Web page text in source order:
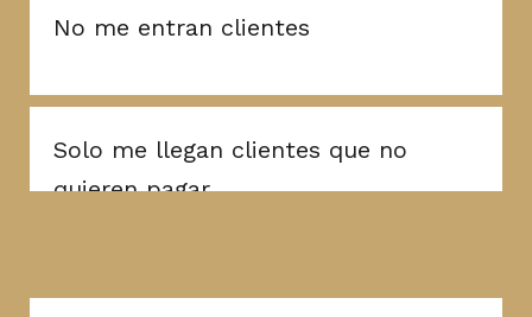
No me entran clientes
Solo me llegan clientes que no
quieren pagar